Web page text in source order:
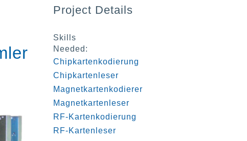
Project Details
Skills
Needed:
Chipkartenkodierung
Chipkartenleser
Magnetkartenkodierer
Magnetkartenleser
RF-Kartenkodierung
RF-Kartenleser